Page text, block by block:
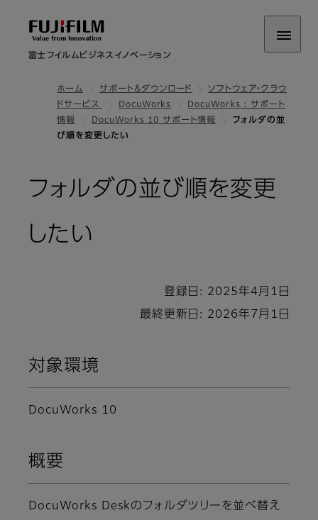
富士フイルムビジネスイノベーション
ホーム サポート＆ダウンロード
ソフトウェア・クラウ
ドサービス
DocuWorks
DocuWorks : サポート
情報
DocuWorks 10 サポート情報
フォルダの並
び順を変更したい
フォルダの並び順を変更
したい
登録日: 2025年4月1日
最終更新日: 2026年7月1日
対象環境
DocuWorks 10
概要
DocuWorks Deskのフォルダツリーを並べ替え